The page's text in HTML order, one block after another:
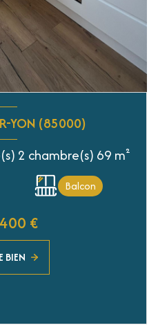
YON (85000)
Appartement 3 pièce(s) 2 chambre(s) 69 m²
Balcon
€
BIEN